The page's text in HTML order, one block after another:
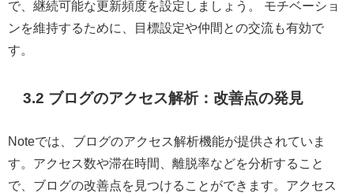
で、継続可能な更新頻度を設定しましょう。 モチベーショ
ンを維持するために、目標設定や仲間との交流も有効で
す。
3.2 ブログのアクセス解析：改善点の発見
Noteでは、ブログのアクセス解析機能が提供されていま
す。アクセス数や滞在時間、離脱率などを分析すること
で、ブログの改善点を見つけることができます。アクセス